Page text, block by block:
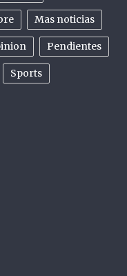
Mas noticias
Pendientes
Sports